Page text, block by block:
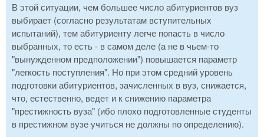
В этой ситуации, чем большее число абитуриентов вуз
выбирает (согласно результатам вступительных
испытаний), тем абитуриенту легче попасть в число
выбранных, то есть - в самом деле (а не в чьем-то
"вынужденном предположении") повышается параметр
"легкость поступления". Но при этом средний уровень
подготовки абитуриентов, зачисленных в вуз, снижается,
что, естественно, ведет и к снижению параметра
"престижность вуза" (ибо плохо подготовленные студенты
в престижном вузе учиться не должны по определению).